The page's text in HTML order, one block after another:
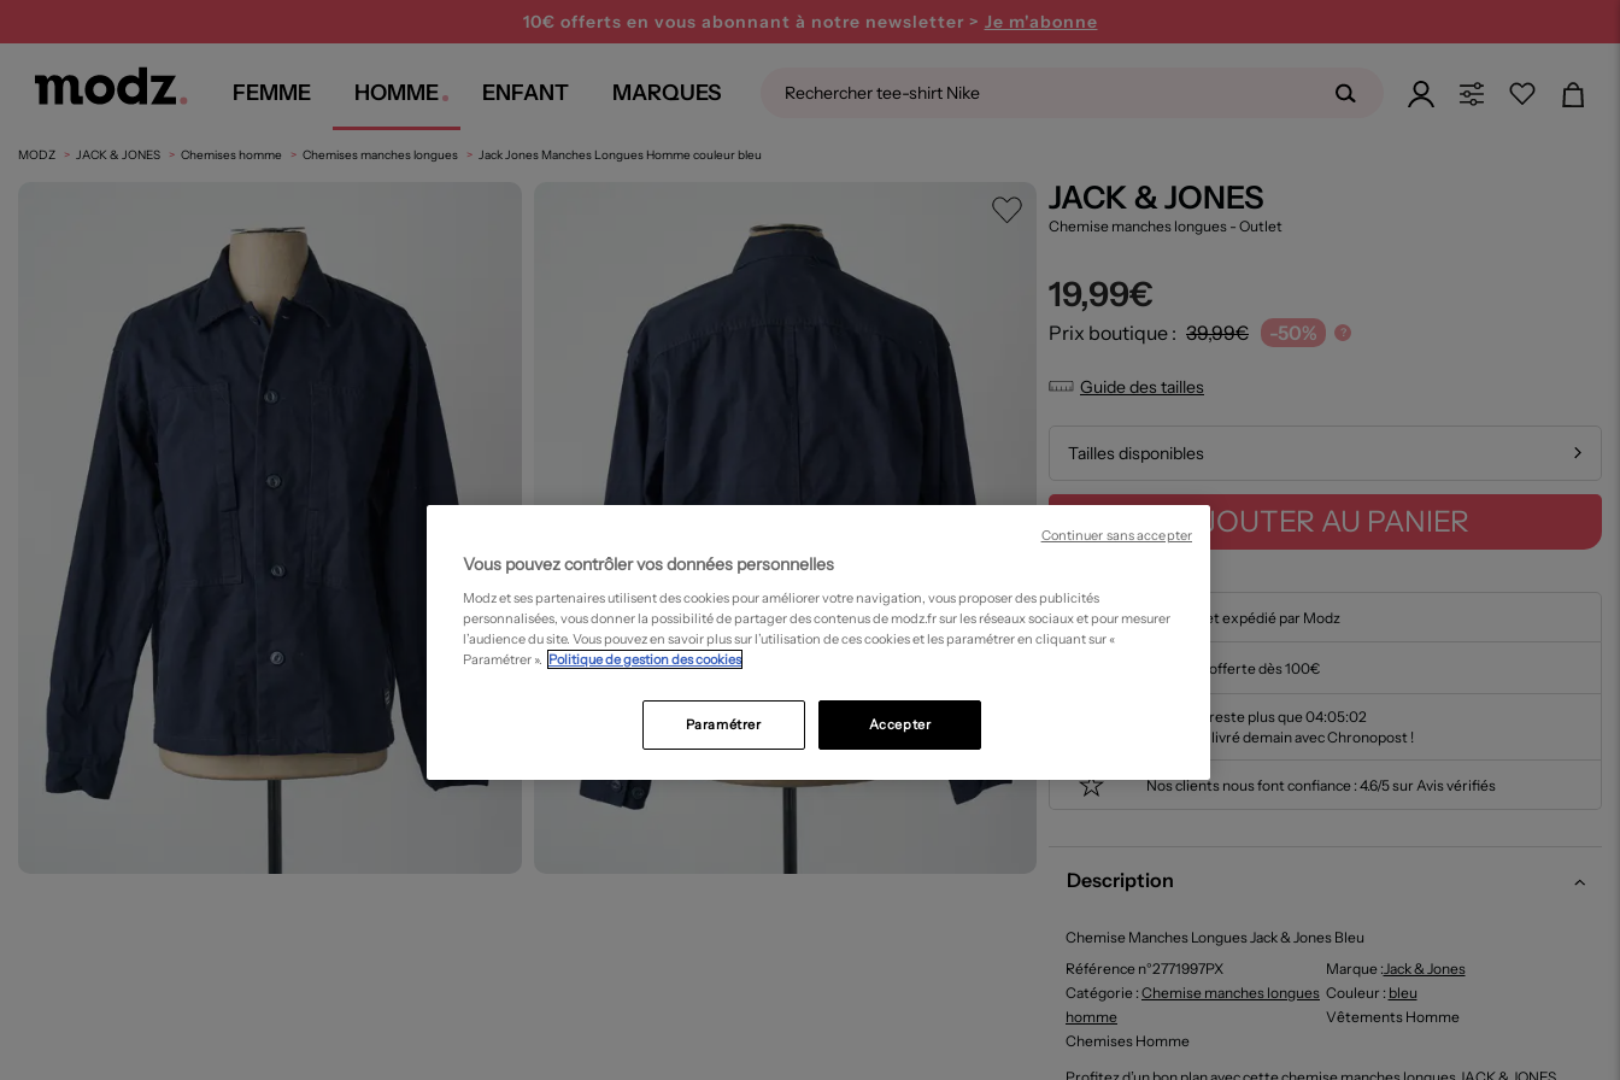
10€ offerts en vous abonnant à notre newsletter > Je m'abonne
FEMME HOMME ENFANT MARQUES
MODZ JACK & JONES Chemises homme Chemises manches longues Jack Jones Manches Longues Homme couleur bleu
JACK & JONES
Chemise manches longues - Outlet
19,99€
Prix boutique : 39,99€ -50% ?
Guide des tailles
Tailles disponibles
AJOUTER AU PANIER
En stock et expédié par Modz
Livraison offerte dès 100€
Il ne vous reste plus que04:05:00
pour être livré demain avec Chronopost !
Nos clients nous font confiance : 4.6/5 sur Avis vérifiés
Description
Chemise Manches Longues Jack & Jones Bleu
Référence n°2771997PX
Marque :Jack & Jones
Catégorie : Chemise manches longues
homme
Couleur : bleu
Vêtements Homme
Chemises Homme
Vous pouvez contrôler vos données personnelles
Modz et ses partenaires utilisent des cookies pour améliorer votre navigation, vous proposer des publicités
personnalisées, vous donner la possibilité de partager des contenus de modz.fr sur les réseaux sociaux et pour mesurer
l’audience du site. Vous pouvez en savoir plus sur l’utilisation de ces cookies et les paramétrer en cliquant sur «
Paramétrer ». Politique de gestion des cookies
Accepter
Paramétrer
Continuer sans accepter